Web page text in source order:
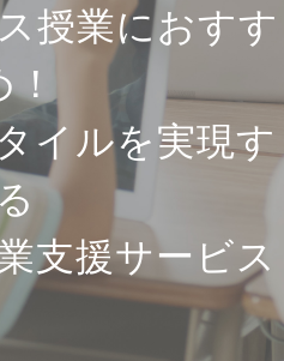
授業におすす
イルを実現す
る
支援サービス